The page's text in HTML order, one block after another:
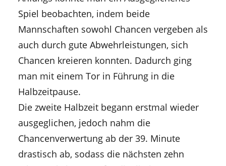
Spiel beobachten, indem beide
Mannschaften sowohl Chancen vergeben als
auch durch gute Abwehrleistungen, sich
Chancen kreieren konnten. Dadurch ging
man mit einem Tor in Führung in die
Halbzeitpause.
Die zweite Halbzeit begann erstmal wieder
ausgeglichen, jedoch nahm die
Chancenverwertung ab der 39. Minute
drastisch ab, sodass die nächsten zehn